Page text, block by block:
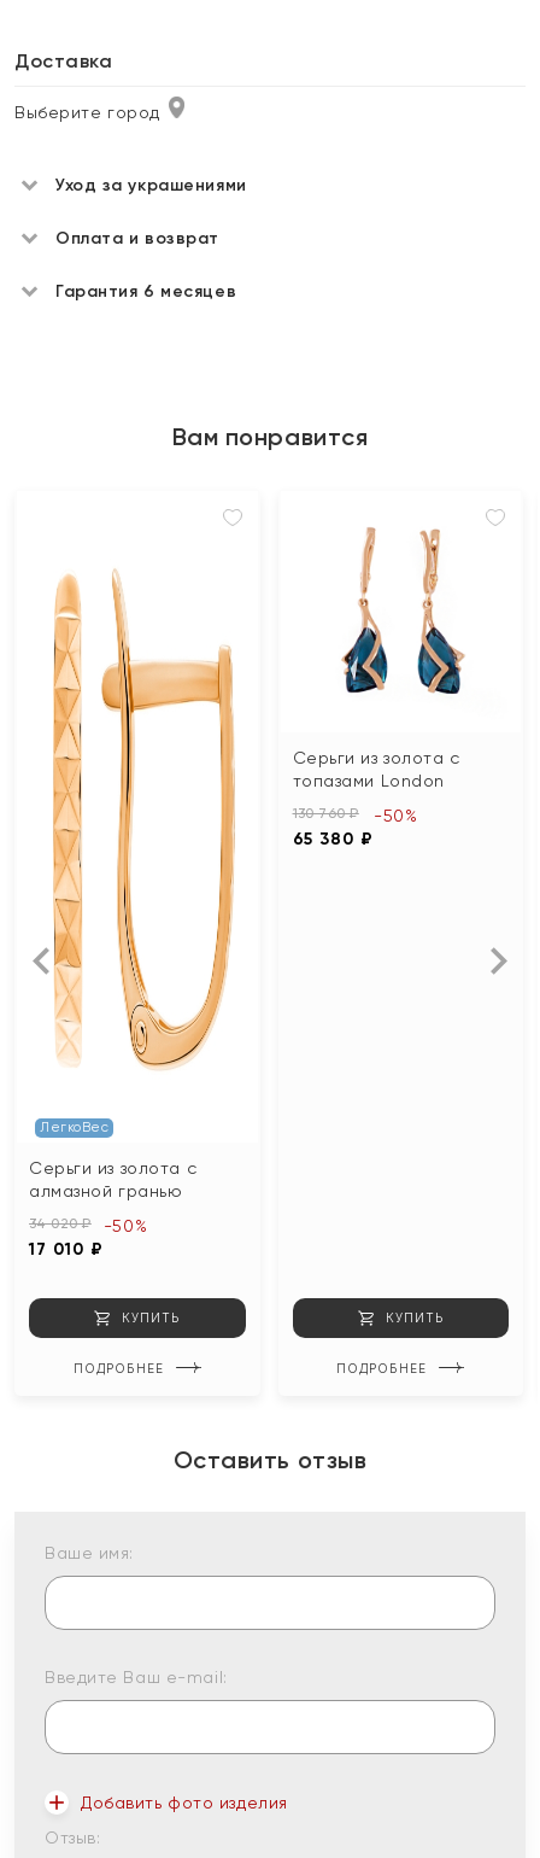
Доставка
Выберите город
Уход за украшениями
Оплата и возврат
Гарантия 6 месяцев
Вам понравится
ЛегкоВес
Серьги из золота с
алмазной гранью
34 020 ₽
17 010 ₽
-50%
КУПИТЬ
ПОДРОБНЕЕ
Серьги из золота с
топазами London
130 760 ₽
65 380 ₽
-50%
КУПИТЬ
ПОДРОБНЕЕ
Оставить отзыв
Ваше имя:
Введите Ваш e-mail:
Добавить фото изделия
Отзыв: